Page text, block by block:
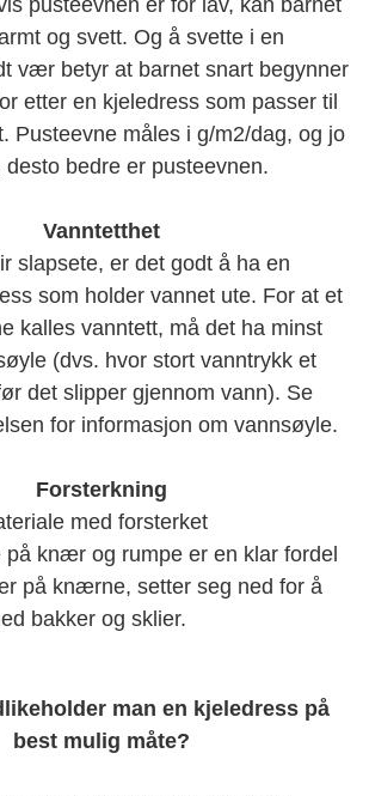
pusteevnen er for lav, kan barnet
og svett. Og å svette i en
vær betyr at barnet snart begynner
etter en kjeledress som passer til
Pusteevne måles i g/m2/dag, og jo
desto bedre er pusteevnen.
Vanntetthet
slapsete, er det godt å ha en
som holder vannet ute. For at et
kalles vanntett, må det ha minst
(dvs. hvor stort vanntrykk et
det slipper gjennom vann). Se
for informasjon om vannsøyle.
Forsterkning
med forsterket
på knær og rumpe er en klar fordel
på knærne, setter seg ned for å
bakker og sklier.
man en kjeledress på
best mulig måte?